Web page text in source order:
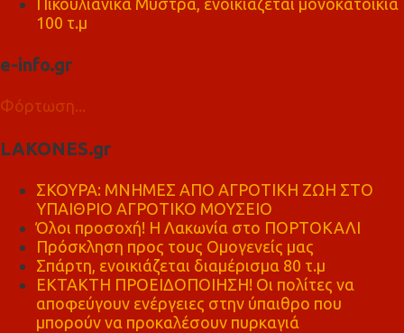
100 τ.μ
e-info.gr
Φόρτωση...
LAKONES.gr
ΣΚΟΥΡΑ: ΜΝΗΜΕΣ ΑΠΟ ΑΓΡΟΤΙΚΗ ΖΩΗ ΣΤΟ
ΥΠΑΙΘΡΙΟ ΑΓΡΟΤΙΚΟ ΜΟΥΣΕΙΟ
Όλοι προσοχή! Η Λακωνία στο ΠΟΡΤΟΚΑΛΙ
Πρόσκληση προς τους Ομογενείς μας
Σπάρτη, ενοικιάζεται διαμέρισμα 80 τ.μ
ΕΚΤΑΚΤΗ ΠΡΟΕΙΔΟΠΟΙΗΣΗ! Οι πολίτες να
αποφεύγουν ενέργειες στην ύπαιθρο που
μπορούν να προκαλέσουν πυρκαγιά